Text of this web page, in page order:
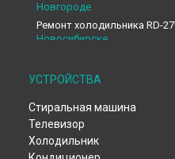
Новгороде
Ремонт холодильника RD-
Новосибирске
Ремонт холодильника RD-
Ремонт холодильника RD-
Ремонт холодильника RD-
Ремонт холодильника RD-
УСТРОЙСТВА
Стиральная машина
Телевизор
Холодильник